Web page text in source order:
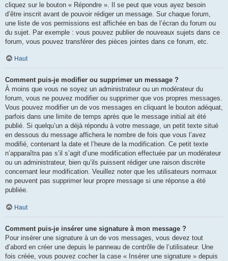
cliquez sur le bouton « Répondre ». Il se peut que vous ayez besoin
d’être inscrit avant de pouvoir rédiger un message. Sur chaque forum,
une liste de vos permissions est affichée en bas de l’écran du forum ou
du sujet. Par exemple : vous pouvez publier de nouveaux sujets dans ce
forum, vous pouvez transférer des pièces jointes dans ce forum, etc.
Haut
Comment puis-je modifier ou supprimer un message ?
À moins que vous ne soyez un administrateur ou un modérateur du
forum, vous ne pouvez modifier ou supprimer que vos propres messages.
Vous pouvez modifier un de vos messages en cliquant le bouton adéquat,
parfois dans une limite de temps après que le message initial ait été
publié. Si quelqu’un a déjà répondu à votre message, un petit texte situé
en dessous du message affichera le nombre de fois que vous l’avez
modifié, contenant la date et l’heure de la modification. Ce petit texte
n’apparaîtra pas s’il s’agit d’une modification effectuée par un modérateur
ou un administrateur, bien qu’ils puissent rédiger une raison discrète
concernant leur modification. Veuillez noter que les utilisateurs normaux
ne peuvent pas supprimer leur propre message si une réponse a été
publiée.
Haut
Comment puis-je insérer une signature à mon message ?
Pour insérer une signature à un de vos messages, vous devez tout
d’abord en créer une depuis le panneau de contrôle de l’utilisateur. Une
fois créée, vous pouvez cocher la case « Insérer une signature » depuis